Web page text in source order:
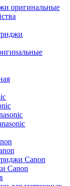
оригинальные
Canon
Canon